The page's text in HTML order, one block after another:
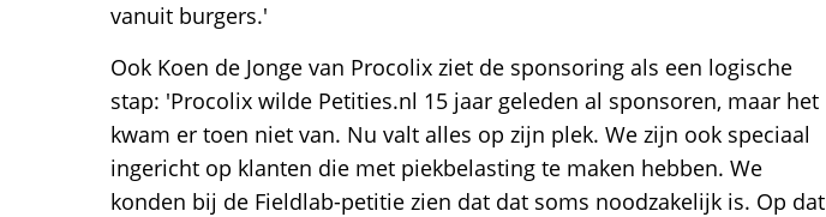
vanuit burgers.'
Ook Koen de Jonge van Procolix ziet de sponsoring als een logische
stap: 'Procolix wilde Petities.nl 15 jaar geleden al sponsoren, maar het
kwam er toen niet van. Nu valt alles op zijn plek. We zijn ook speciaal
ingericht op klanten die met piekbelasting te maken hebben. We
konden bij de Fieldlab-petitie zien dat dat soms noodzakelijk is. Op dat